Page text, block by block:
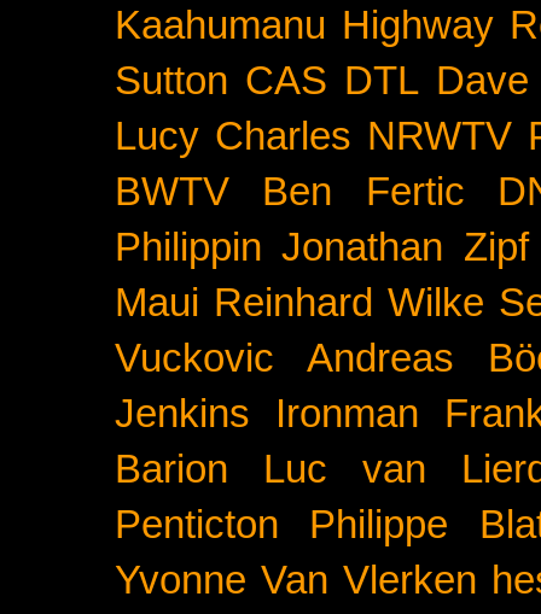
Kaahumanu Highway
Sutton CAS DTL
Lucy Charles NRWTV
BWTV
Ben Fertic
Philippin Jonathan Zipf
Maui Reinhard Wilke
Vuckovic
Andreas
Jenkins
Ironman
Barion
Luc van
Penticton
Philippe
Yvonne Van Vlerken